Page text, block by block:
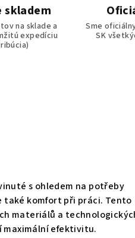
skladem
na sklade a
expedíciu
Sme
SK
s ohledem na potřeby
také komfort při práci. Tento
materiálů a
maximální efektivitu.